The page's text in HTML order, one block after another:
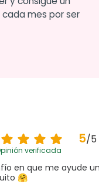
mes por ser
5/5
verificada
en que me ayude
🤗